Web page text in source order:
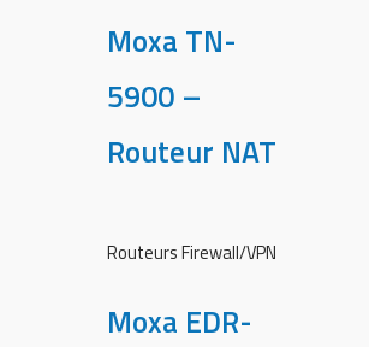
Moxa TN-
5900 –
Routeur NAT
Routeurs Firewall/VPN
Moxa EDR-